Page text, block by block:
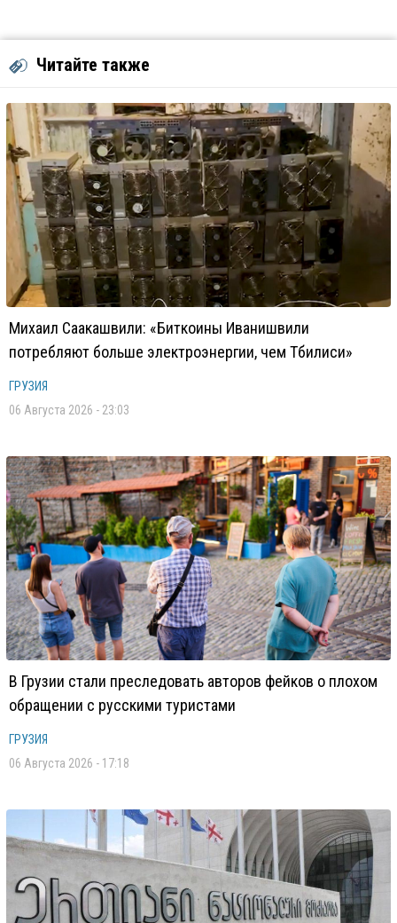
Читайте также
Михаил Саакашвили: «Биткоины Иванишвили
потребляют больше электроэнергии, чем Тбилиси»
ГРУЗИЯ
06 Августа 2026 - 23:03
В Грузии стали преследовать авторов фейков о плохом
обращении с русскими туристами
ГРУЗИЯ
06 Августа 2026 - 17:18